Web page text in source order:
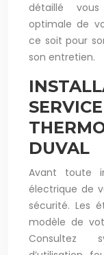
détaillé
optimale de
ce soit pour
son entretien.
DUVAL
Avant toute
électrique de
sécurité. Les
modèle de
Consultez